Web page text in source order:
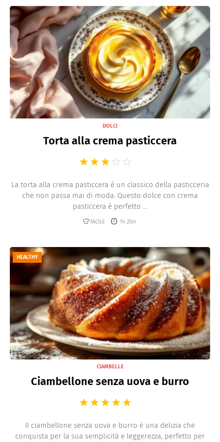
DOLCI
Torta alla crema pasticcera
La torta alla crema pasticcera è un classico della pasticceria
che non passa mai di moda. Questo dolce con crema
pasticcera è perfetto ...
FACILE 1h 25m
HEALTHY
CIAMBELLE
Ciambellone senza uova e burro
Il ciambellone senza uova e burro è una delizia che
conquista per la sua semplicità e leggerezza, perfetto per